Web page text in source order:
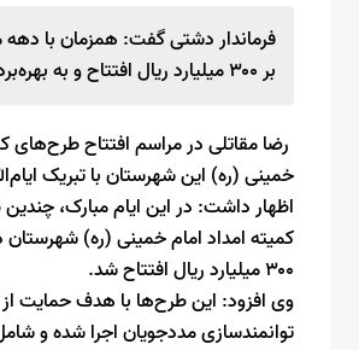
فرماندار دشتی گفت: همزمان با دهه
بر ۳۰۰ میلیارد ریال افتتاح و به بهره‌برداری رسید.
رضا مقاتلی در مراسم افتتاح طرح‌های
خمینی (ره) این شهرستان با تبریک
اظهار داشت: در این ایام مبارک،
کمیته امداد امام خمینی (ره) شهرستان
۳۰۰ میلیارد ریال افتتاح شد.
وی افزود: این طرح‌ها با هدف حمایت از
توانمندسازی مددجویان اجرا شده و